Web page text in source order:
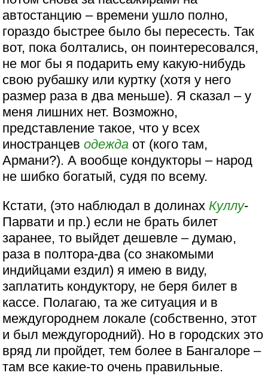
автостанцию – времени ушло полно,
гораздо быстрее было бы пересесть. Так
вот, пока болтались, он поинтересовался,
не мог бы я подарить ему какую-нибудь
свою рубашку или куртку (хотя у него
размер раза в два меньше). Я сказал – у
меня лишних нет. Возможно,
представление такое, что у всех
иностранцеводежда от (кого там,
Армани?). А вообще кондукторы – народ
не шибко богатый, судя по всему.
Кстати, (это наблюдал в долинахКуллу-
Парвати и пр.) если не брать билет
заранее, то выйдет дешевле – думаю,
раза в полтора-два (со знакомыми
индийцами ездил) я имею в виду,
заплатить кондуктору, не беря билет в
кассе. Полагаю, та же ситуация и в
междугороднем локале (собственно, этот
и был междугородний). Но в городских это
вряд ли пройдет, тем более в Бангалоре –
там все какие-то очень правильные.